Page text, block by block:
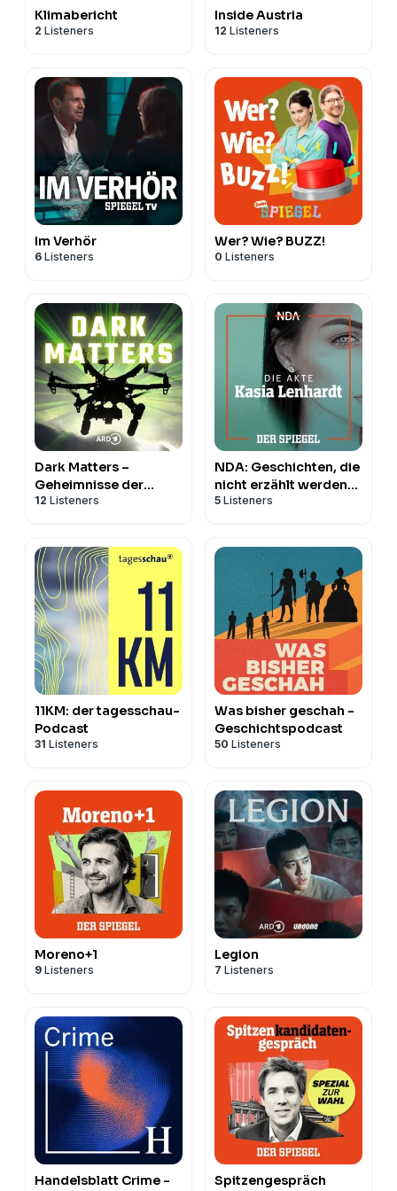
Klimabericht
2 Listeners
Inside Austria
12 Listeners
Im Verhör
6 Listeners
Wer? Wie? BUZZ!
0 Listeners
Dark Matters –
Geheimnisse der
Geheimdienste
12 Listeners
NDA: Geschichten, die
nicht erzählt werden
sollen
5 Listeners
11KM: der tagesschau-
Podcast
31 Listeners
Was bisher geschah -
Geschichtspodcast
50 Listeners
Moreno+1
9 Listeners
Legion
7 Listeners
Handelsblatt Crime -
Spitzengespräch